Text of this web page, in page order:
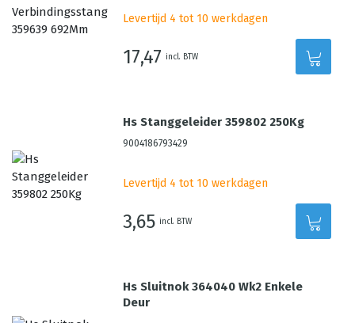
Levertijd 4 tot 10 werkdagen
17,47 incl. BTW
Hs Stanggeleider 359802 250Kg
9004186793429
Levertijd 4 tot 10 werkdagen
3,65 incl. BTW
Hs Sluitnok 364040 Wk2 Enkele
Deur